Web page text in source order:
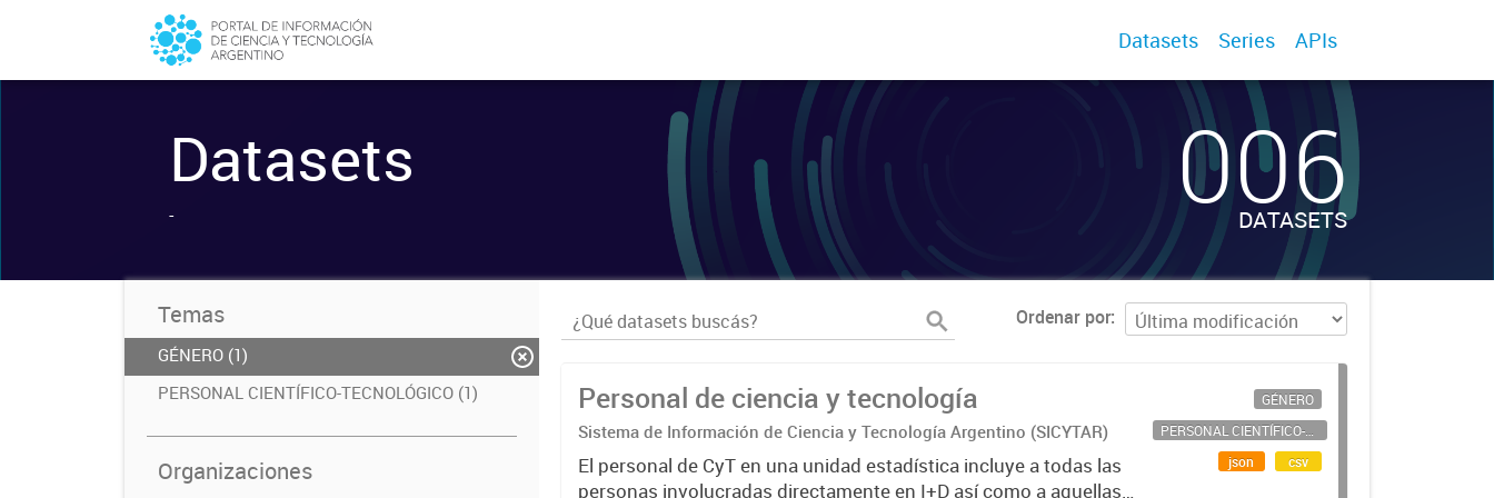
Datasets Series APIs
Datasets
- 006
DATASETS
Temas
GÉNERO (1)
PERSONAL CIENTÍFICO-TECNOLÓGICO (1)
Organizaciones
Ordenar por
Personal de ciencia y tecnología
Sistema de Información de Ciencia y Tecnología Argentino (SICYTAR)
El personal de CyT en una unidad estadística incluye a todas las
personas involucradas directamente en I+D así como a aquellas
GÉNERO
PERSONAL CIENTÍFICO-TECNOLÓGICO
json
csv